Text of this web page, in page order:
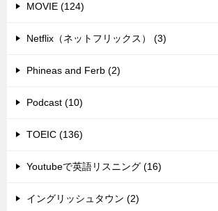
MOVIE (124)
Netflix（ネットフリックス） (3)
Phineas and Ferb (2)
Podcast (10)
TOEIC (136)
Youtubeで英語リスニング (16)
イングリッシュタウン (2)